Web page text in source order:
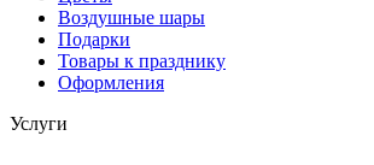
Воздушные шары
Подарки
Товары к празднику
Оформления
Услуги